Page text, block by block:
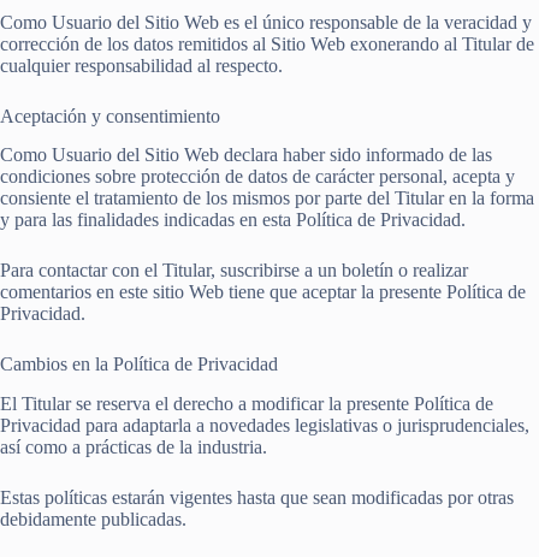
Como Usuario del Sitio Web es el único responsable de la veracidad y
corrección de los datos remitidos al Sitio Web exonerando al Titular de
cualquier responsabilidad al respecto.
Aceptación y consentimiento
Como Usuario del Sitio Web declara haber sido informado de las
condiciones sobre protección de datos de carácter personal, acepta y
consiente el tratamiento de los mismos por parte del Titular en la forma
y para las finalidades indicadas en esta Política de Privacidad.
Para contactar con el Titular, suscribirse a un boletín o realizar
comentarios en este sitio Web tiene que aceptar la presente Política de
Privacidad.
Cambios en la Política de Privacidad
El Titular se reserva el derecho a modificar la presente Política de
Privacidad para adaptarla a novedades legislativas o jurisprudenciales,
así como a prácticas de la industria.
Estas políticas estarán vigentes hasta que sean modificadas por otras
debidamente publicadas.